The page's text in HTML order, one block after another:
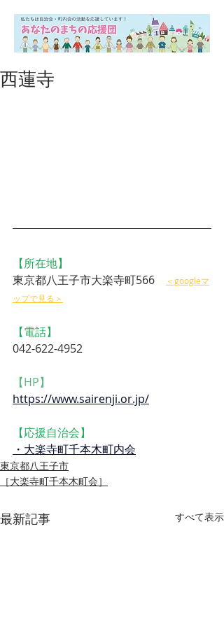
西蓮寺
【所在地】
東京都八王子市大楽寺町566
＜googleマ
ップで見る＞
【電話】
042-622-4952
【HP】
https://www.sairenji.or.jp/
【応援自治会】
・大楽寺町千本木町内会
東京都八王子市
［大楽寺町千本木町会］
最新記事 すべて表示